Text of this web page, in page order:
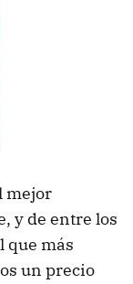
mejor
y de entre los
que más
un precio